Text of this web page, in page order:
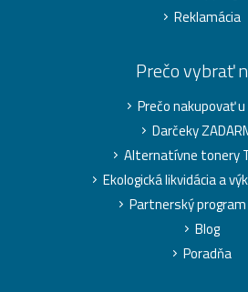
Reklamácia
Prečo vybrať
Prečo nakupovať
Darčeky
Alternatívne tonery
Ekologická likvidácia a
Partnerský program
Blog
Poradňa